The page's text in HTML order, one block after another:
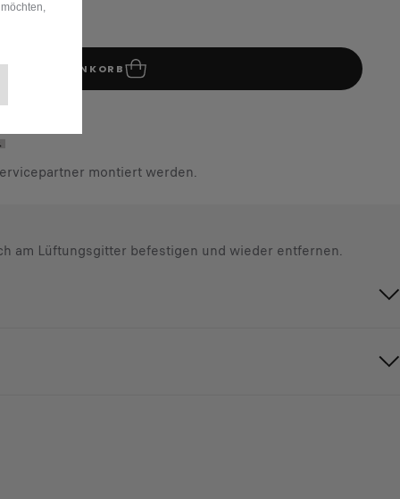
DEN WARENKORB
montiert werden.
am Lüftungsgitter befestigen und wieder entfernen.